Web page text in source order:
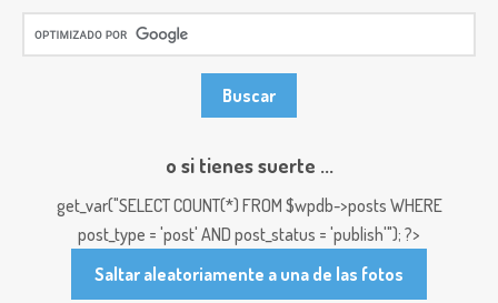
o si tienes suerte ...
get_var("SELECT COUNT(*) FROM $wpdb->posts WHERE
post_type = 'post' AND post_status = 'publish'"); ?>
Saltar aleatoriamente a una de las fotos